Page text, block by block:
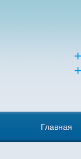
Главная